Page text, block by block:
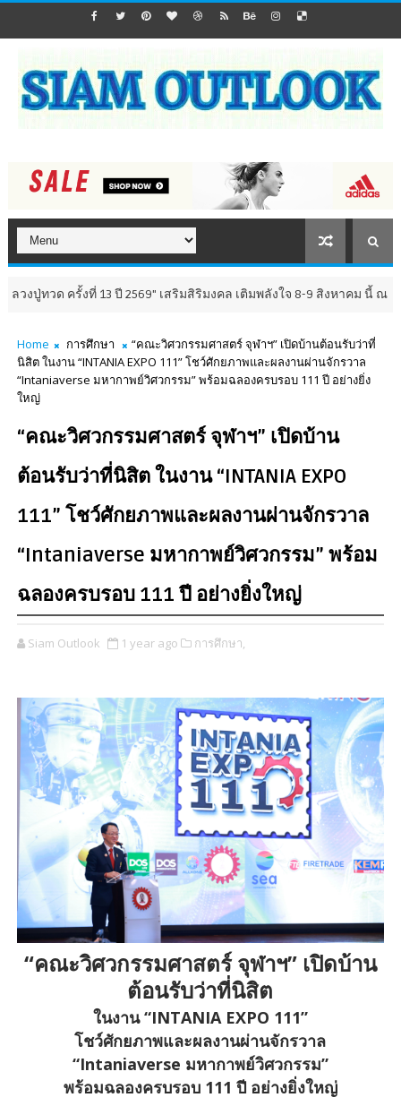
2569" เสริมสิริมงคล เติมพลังใจ 8-9 สิงหาคม นี้ ณ วัดห้วยมงคล จังหวัด
Home การศึกษา
“คณะวิศวกรรมศาสตร์ จุฬาฯ” เปิดบ้านต้อนรับว่าที่
นิสิต ในงาน “INTANIA EXPO 111” โชว์ศักยภาพและผลงานผ่านจักรวาล
“Intaniaverse มหากาพย์วิศวกรรม” พร้อมฉลองครบรอบ 111 ปี อย่างยิ่ง
ใหญ่
“คณะวิศวกรรมศาสตร์ จุฬาฯ” เปิดบ้าน
ต้อนรับว่าที่นิสิต ในงาน “INTANIA EXPO
111” โชว์ศักยภาพและผลงานผ่านจักรวาล
“Intaniaverse มหากาพย์วิศวกรรม” พร้อม
ฉลองครบรอบ 111 ปี อย่างยิ่งใหญ่
Siam Outlook 1 year ago การศึกษา,
“คณะวิศวกรรมศาสตร์ จุฬาฯ” เปิดบ้าน
ต้อนรับว่าที่นิสิต
ในงาน “INTANIA EXPO 111”
โชว์ศักยภาพและผลงานผ่านจักรวาล
“Intaniaverse มหากาพย์วิศวกรรม”
พร้อมฉลองครบรอบ 111 ปี อย่างยิ่งใหญ่